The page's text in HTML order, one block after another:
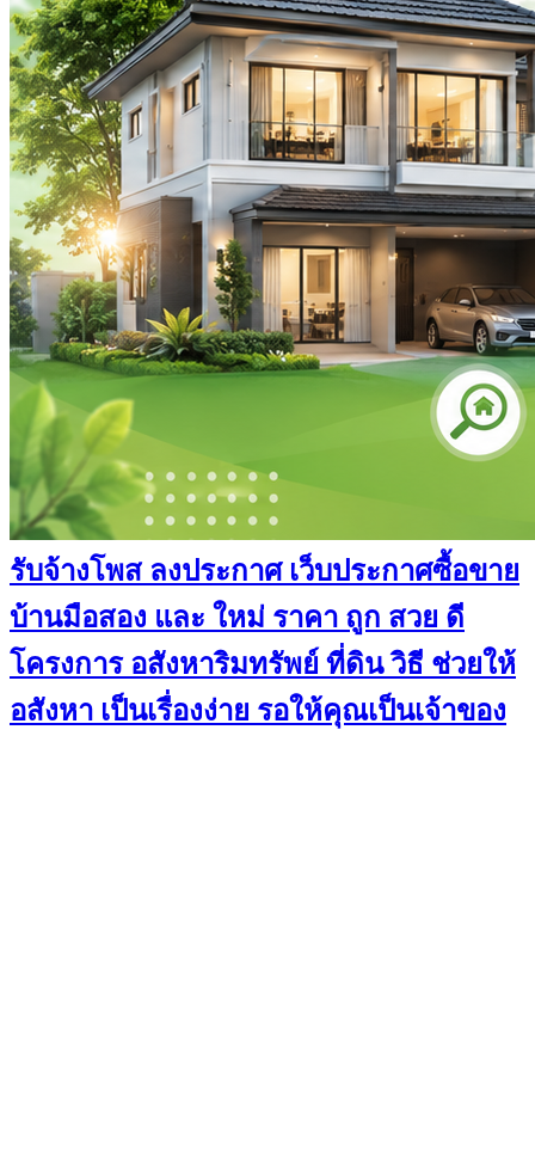
รับจ้างโพส ลงประกาศ เว็บประกาศซื้อขาย
บ้านมือสอง และ ใหม่ ราคา ถูก สวย ดี
โครงการ อสังหาริมทรัพย์ ที่ดิน วิธี ช่วยให้
อสังหา เป็นเรื่องง่าย รอให้คุณเป็นเจ้าของ